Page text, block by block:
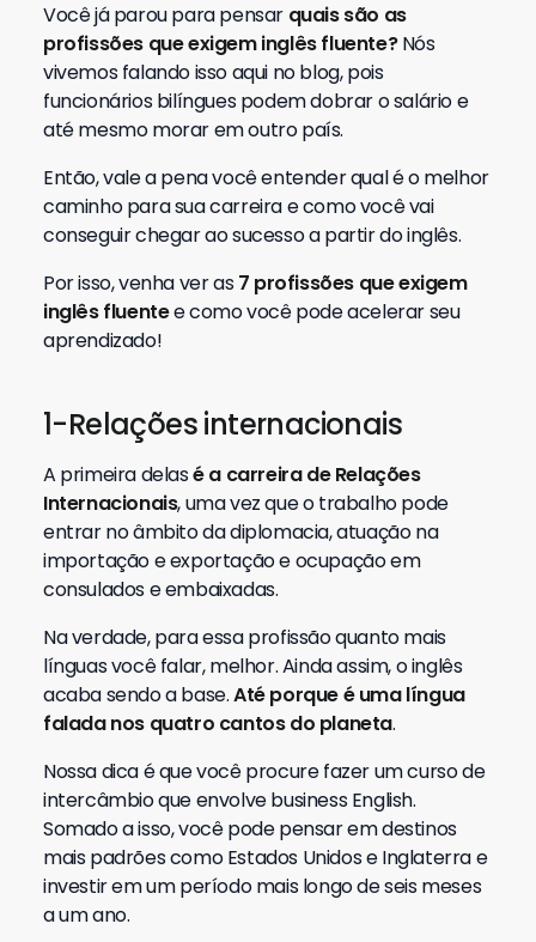
Você já parou para pensar quaissão as
profissões que exigem inglês fluente?Nós
vivemos falando isso aqui no blog, pois
funcionários bilíngues podem dobrar o salário e
até mesmo morar em outro país.
Então, vale a pena você entender qual é o melhor
caminho para sua carreira e como você vai
conseguir chegar ao sucesso a partir do inglês.
Por isso, venha ver as7 profissões que exigem
inglês fluentee como você pode acelerar seu
aprendizado!
1-Relações internacionais
A primeira delasé a carreira de Relações
Internacionais, uma vez que o trabalho pode
entrar no âmbito da diplomacia, atuação na
importação e exportação e ocupação em
consulados e embaixadas.
Na verdade, para essa profissão quanto mais
línguas você falar, melhor. Ainda assim, o inglês
acaba sendo a base.Até porque é uma língua
falada nos quatro cantos do planeta.
Nossa dica é que você procure fazer um curso de
intercâmbio que envolve business English.
Somado a isso, você pode pensar em destinos
mais padrões como Estados Unidos e Inglaterra e
investir em um período mais longo de seis meses
a um ano.